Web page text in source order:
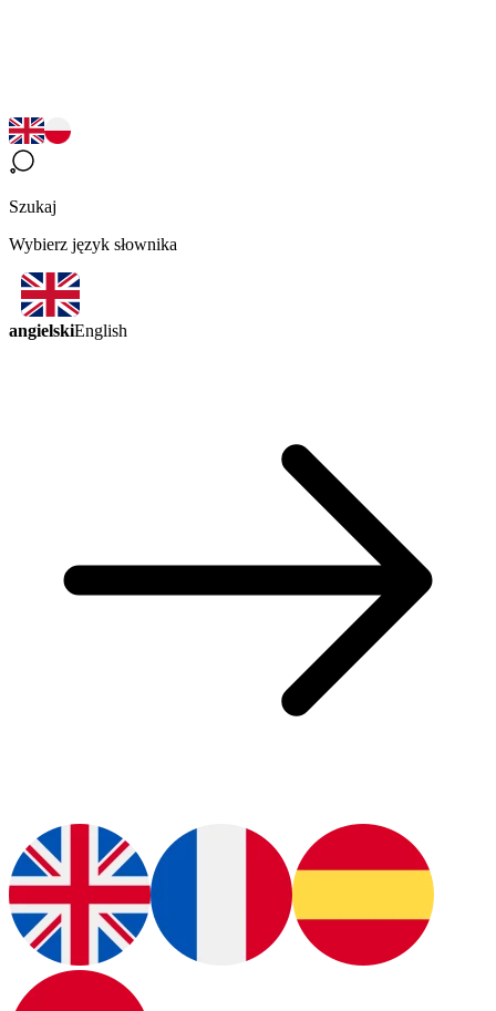
Szukaj
Wybierz język słownika
angielskiEnglish